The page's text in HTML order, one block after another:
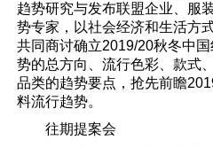
趋势研究与发布联盟企业、服
势专家，以社会经济和生活方
共同商讨确立2019/20秋冬中
势的总方向、流行色彩、款式
品类的趋势要点，抢先前瞻
料流行趋势。
往期提案会